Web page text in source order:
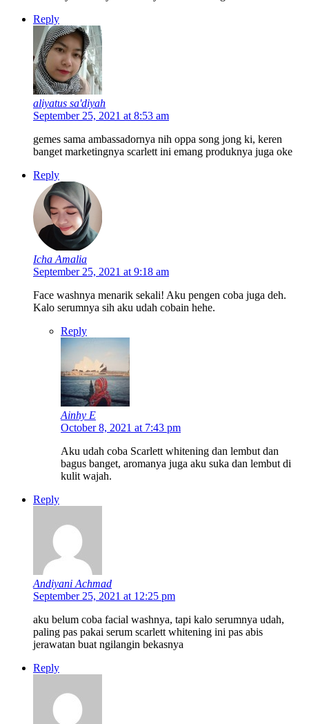
Reply
aliyatus sa'diyah
September 25, 2021 at 8:53 am
gemes sama ambassadornya nih oppa song jong ki, keren
banget marketingnya scarlett ini emang produknya juga oke
Reply
Icha Amalia
September 25, 2021 at 9:18 am
Face washnya menarik sekali! Aku pengen coba juga deh.
Kalo serumnya sih aku udah cobain hehe.
Reply
Ainhy E
October 8, 2021 at 7:43 pm
Aku udah coba Scarlett whitening dan lembut dan
bagus banget, aromanya juga aku suka dan lembut di
kulit wajah.
Reply
Andiyani Achmad
September 25, 2021 at 12:25 pm
aku belum coba facial washnya, tapi kalo serumnya udah,
paling pas pakai serum scarlett whitening ini pas abis
jerawatan buat ngilangin bekasnya
Reply